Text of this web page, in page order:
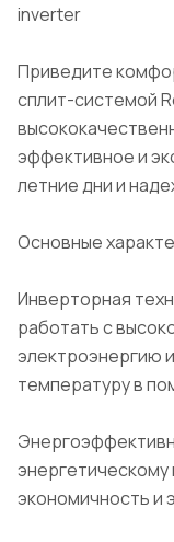
inverter
Приведите
сплит-системой
эффективное и
летние дни и
Основные
Инверторная
работать с
электроэнергию
температуру в
энергетическому
экономичность и